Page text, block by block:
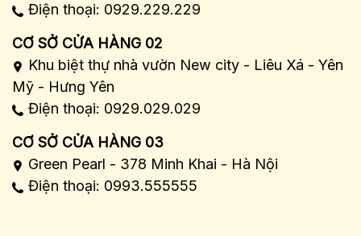
Điện thoại: 0929.229.229
CƠ SỞ CỬA HÀNG 02
Khu biệt thự nhà vườn New city - Liêu Xá - Yên
Mỹ - Hưng Yên
Điện thoại: 0929.029.029
CƠ SỞ CỬA HÀNG 03
Green Pearl - 378 Minh Khai - Hà Nội
Điện thoại: 0993.555555